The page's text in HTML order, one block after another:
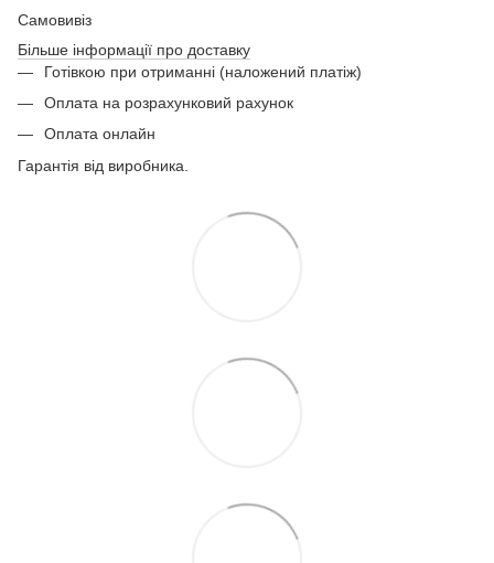
Самовивіз
Більше інформації про доставку
Готівкою при отриманні (наложений платіж)
Оплата на розрахунковий рахунок
Оплата онлайн
Гарантія від виробника.